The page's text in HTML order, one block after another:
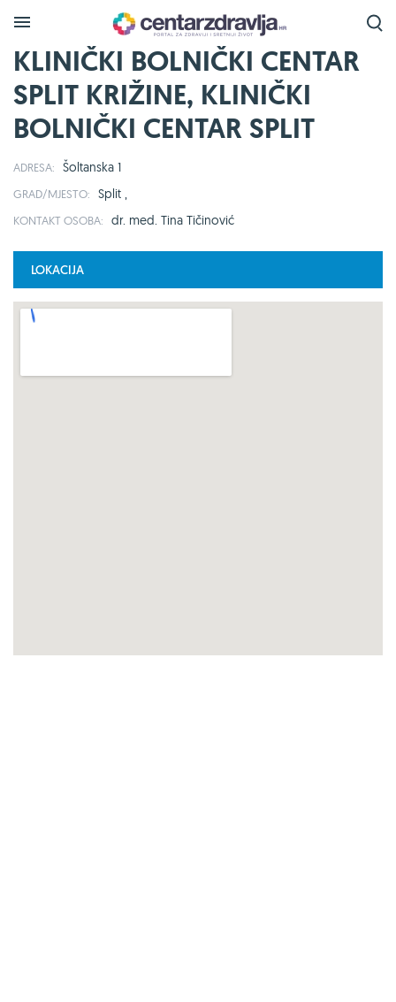
KLINIČKI BOLNIČKI CENTAR
SPLIT KRIŽINE, KLINIČKI
BOLNIČKI CENTAR SPLIT
ADRESA: Šoltanska 1
GRAD/MJESTO: Split ,
KONTAKT OSOBA: dr. med. Tina Tičinović
LOKACIJA